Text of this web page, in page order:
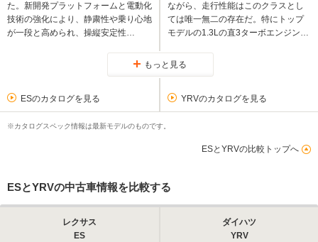
た。新開発プラットフォームと電動化
技術の強化により、静粛性や乗り心地
が一段と高められ、操縦安定性…
ながら、走行性能はこのクラスとし
ては唯一無二の存在だ。特にトップ
モデルの1.3Lの直3ターボエンジン…
もっと見る
ESのカタログを見る YRVのカタログを見る
※カタログスペック情報は最新モデルのものです。
ESとYRVの比較トップへ
ESとYRVの中古車情報を比較する
レクサス
ES
ダイハツ
YRV